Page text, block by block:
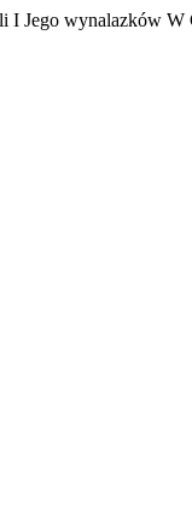
I Jego wynalazków